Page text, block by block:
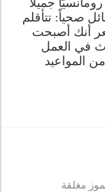
جميلاً
صحياً: تتأقلم
أنك أصبحت
في العمل
المواعيد